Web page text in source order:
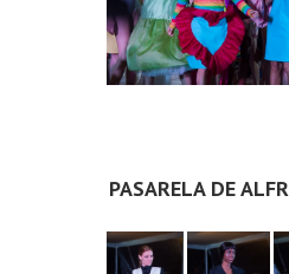
PASARELA DE